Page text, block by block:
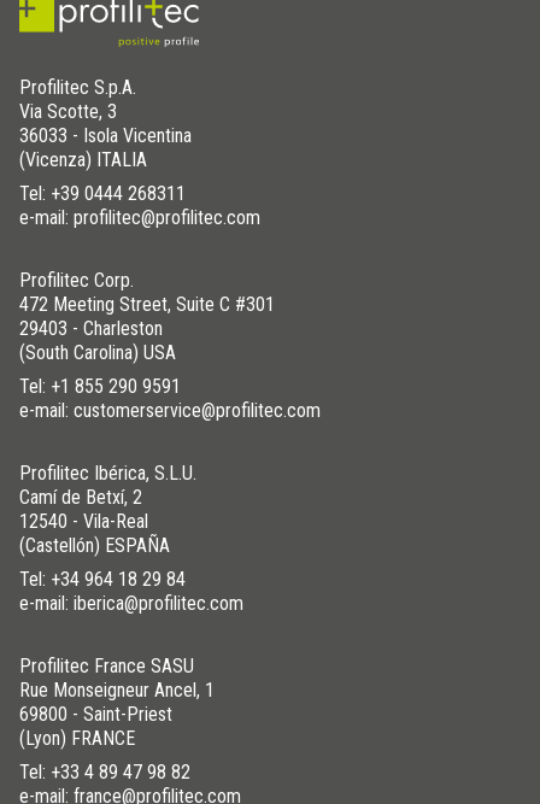
Profilitec S.p.A.
Via Scotte, 3
36033 - Isola Vicentina
(Vicenza) ITALIA
Tel: +39 0444 268311
e-mail: profilitec@profilitec.com
Profilitec Corp.
472 Meeting Street, Suite C #301
29403 - Charleston
(South Carolina) USA
Tel: +1 855 290 9591
e-mail: customerservice@profilitec.com
Profilitec Ibérica, S.L.U.
Camí de Betxí, 2
12540 - Vila-Real
(Castellón) ESPAÑA
Tel: +34 964 18 29 84
e-mail: iberica@profilitec.com
Profilitec France SASU
Rue Monseigneur Ancel, 1
69800 - Saint-Priest
(Lyon) FRANCE
Tel: +33 4 89 47 98 82
e-mail: france@profilitec.com